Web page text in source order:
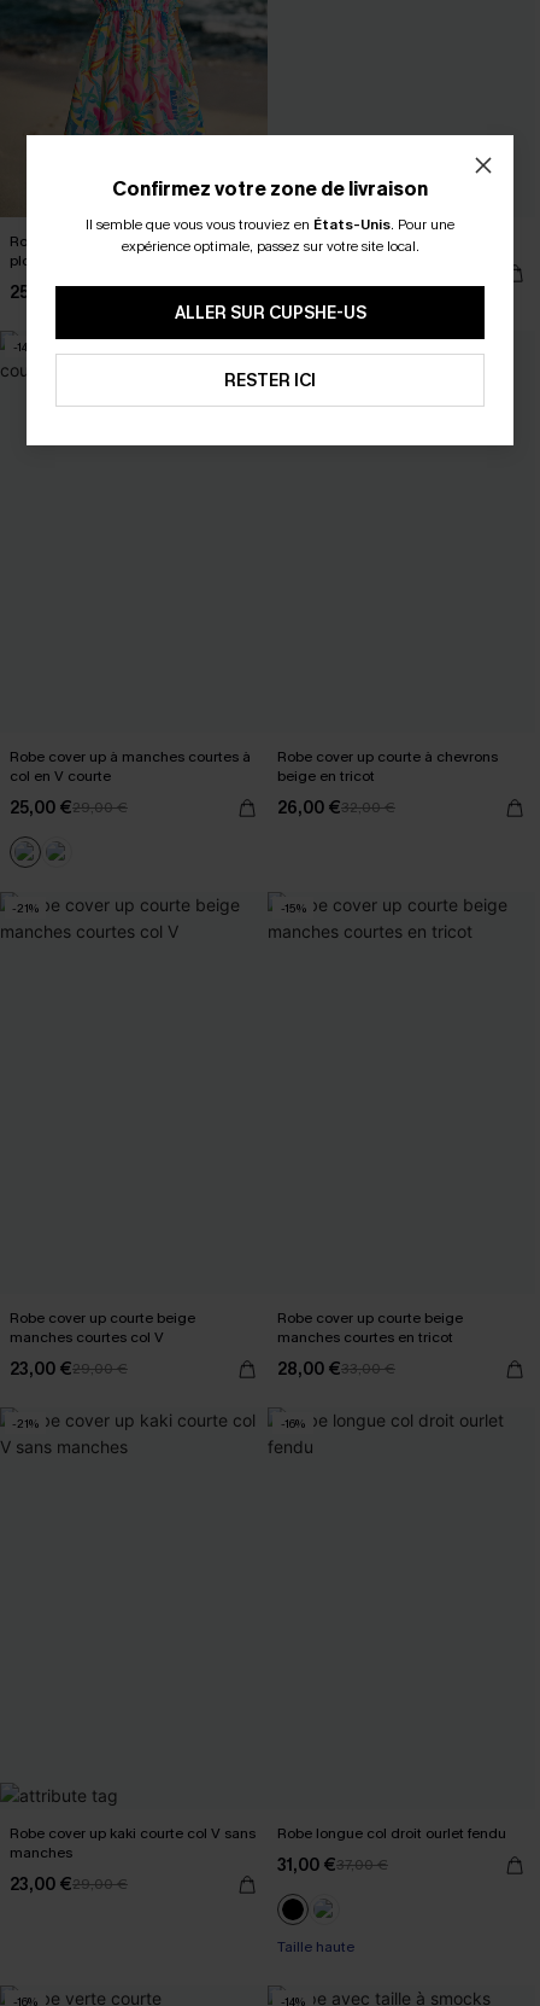
Robe cover up courte tropicale à col
plongeant et manches courtes
25,00 €29,00 €
Robe cover up courte à col scoop
-14%
Robe cover up à manches courtes à
col en V courte
25,00 €29,00 €
Robe cover up courte à chevrons
beige en tricot
26,00 €32,00 €
-21%
Robe cover up courte beige
manches courtes col V
23,00 €29,00 €
-15%
Robe cover up courte beige
manches courtes en tricot
28,00 €33,00 €
-21%
Robe cover up kaki courte col V sans
manches
23,00 €29,00 €
-16%
Robe longue col droit ourlet fendu
31,00 €37,00 €
Taille haute
-16% -14%
Confirmez votre zone de livraison
Il semble que vous vous trouviez en États-Unis. Pour une
expérience optimale, passez sur votre site local.
ALLER SUR CUPSHE-US
RESTER ICI